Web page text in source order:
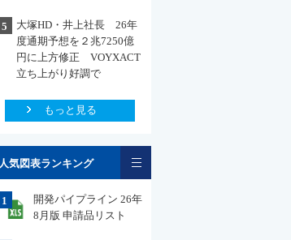
5
大塚HD・井上社長 26年
度通期予想を２兆7250億
円に上方修正 VOYXACT
立ち上がり好調で
もっと見る
人気図表ランキング
1
開発パイプライン 26年
8月版 申請品リスト